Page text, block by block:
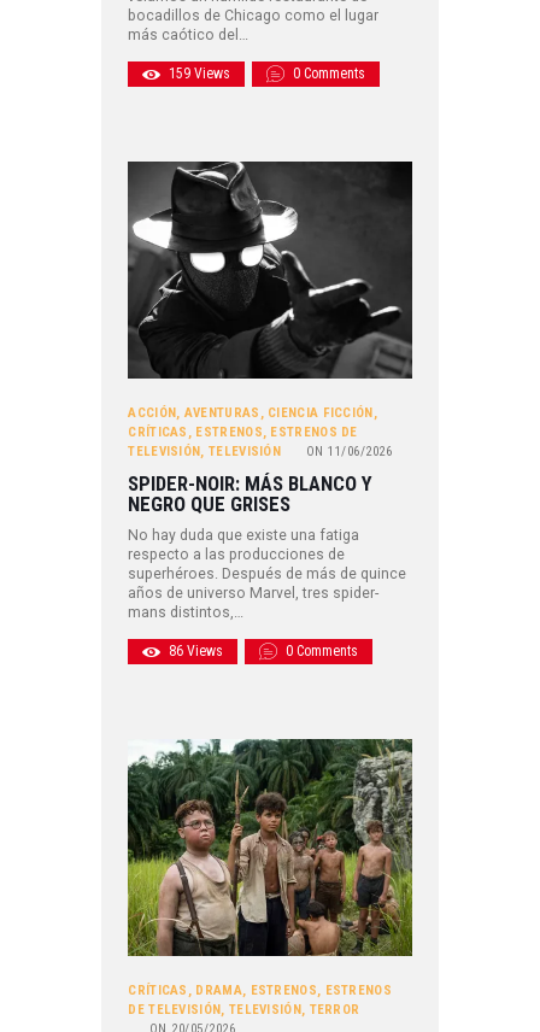
bocadillos de Chicago como el lugar
más caótico del…
159 Views 0 Comments
ACCIÓN, AVENTURAS , CIENCIA FICCIÓN,
CRÍTICAS , ESTRENOS, ESTRENOS DE
TELEVISIÓN, TELEVISIÓN ON 11/06/2026
SPIDER-NOIR: MÁS BLANCO Y
NEGRO QUE GRISES
No hay duda que existe una fatiga
respecto a las producciones de
superhéroes. Después de más de quince
años de universo Marvel, tres spider-
mans distintos,…
86 Views 0 Comments
CRÍTICAS , DRAMA, ESTRENOS, ESTRENOS
DE TELEVISIÓN , TELEVISIÓN , TERROR